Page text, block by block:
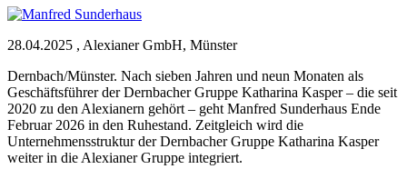
28.04.2025 , Alexianer GmbH, Münster
Dernbach/Münster. Nach sieben Jahren und neun Monaten als
Geschäftsführer der Dernbacher Gruppe Katharina Kasper – die seit
2020 zu den Alexianern gehört – geht Manfred Sunderhaus Ende
Februar 2026 in den Ruhestand. Zeitgleich wird die
Unternehmensstruktur der Dernbacher Gruppe Katharina Kasper
weiter in die Alexianer Gruppe integriert.